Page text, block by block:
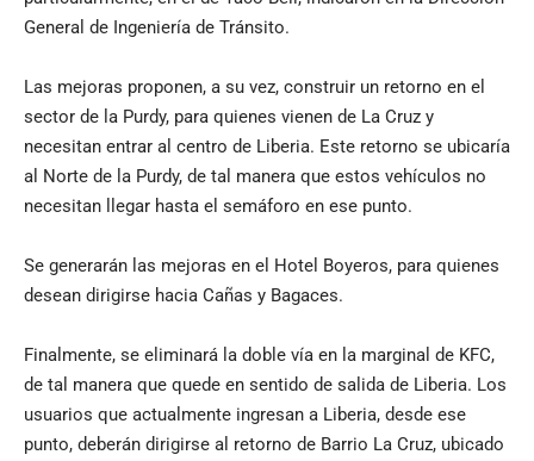
General de Ingeniería de Tránsito.
Las mejoras proponen, a su vez, construir un retorno en el
sector de la Purdy, para quienes vienen de La Cruz y
necesitan entrar al centro de Liberia. Este retorno se ubicaría
al Norte de la Purdy, de tal manera que estos vehículos no
necesitan llegar hasta el semáforo en ese punto.
Se generarán las mejoras en el Hotel Boyeros, para quienes
desean dirigirse hacia Cañas y Bagaces.
Finalmente, se eliminará la doble vía en la marginal de KFC,
de tal manera que quede en sentido de salida de Liberia. Los
usuarios que actualmente ingresan a Liberia, desde ese
punto, deberán dirigirse al retorno de Barrio La Cruz, ubicado